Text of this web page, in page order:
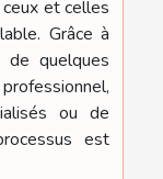
et celles
Grâce à
quelques
ou de
est